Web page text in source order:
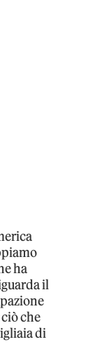
ha
il
che
di